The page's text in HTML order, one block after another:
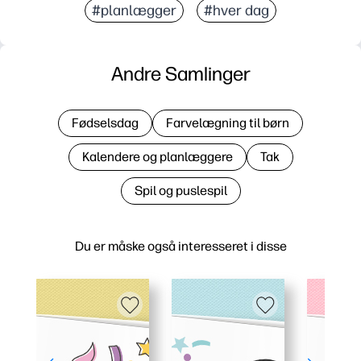
#planlægger #hver dag
Du er måske også interesseret i disse
Andre Samlinger
Fødselsdag Farvelægning til børn
Kalendere og planlæggere Tak
Spil og puslespil